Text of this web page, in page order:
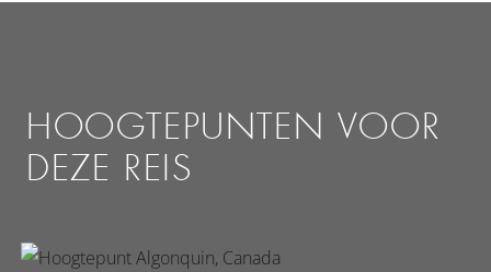
HOOGTEPUNTEN VOOR
DEZE REIS